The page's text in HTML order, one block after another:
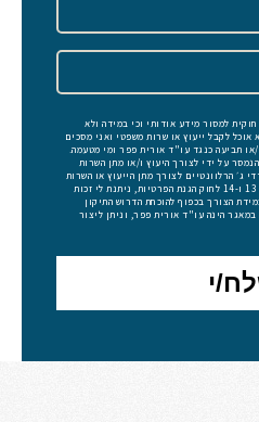
למסור מידע אודותי וכי במידה ולא
לקבל ייעוץ או שרות משפטי ואני מסכים
או תביעה כנגד עו"ד אורית פפר ומי מטעמה.
על ידי לצורך היעוץ ו/או מתן השרות
ג׳ הרלוונטיים לצורך מתן הייעוץ או השרות
משפטי. הובהר לי כי בהתאם לסעיפים 13 ו-14 לחוק הגנת הפרטיות, ניתנת לי זכות
הצורך בכפוף להוכחת הדרוש התיקון
הינה עו"ד אורית פפר, וניתן ליצור